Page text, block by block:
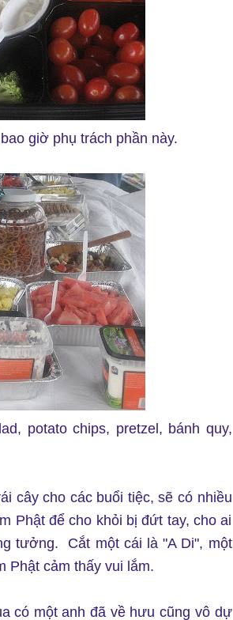
giờ phụ trách phần này.
potato chips, pretzel, bánh quy,
cây cho các buổi tiệc, sẽ có nhiều
Phật để cho khỏi bị đứt tay, cho ai
tưởng. Cắt một cái là "A Di", một
cảm thấy vui lắm.
có một anh đã về hưu cũng vô dự